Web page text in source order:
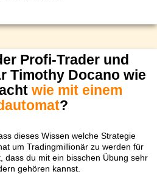
Profi-Trader und
Timothy Docano wie
wie mit einem
?
dieses Wissen welche Strategie
um Tradingmillionär zu werden für
dass du mit ein bisschen Übung sehr
gehören kannst.